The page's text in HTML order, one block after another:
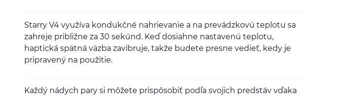
Starry V4 využíva kondukčné nahrievanie a na prevádzkovú teplotu sa
zahreje približne za 30 sekúnd. Keď dosiahne nastavenú teplotu,
haptická spätná väzba zavibruje, takže budete presne vedieť, kedy je
pripravený na použitie.
Každý nádych pary si môžete prispôsobiť podľa svojich predstáv vďaka